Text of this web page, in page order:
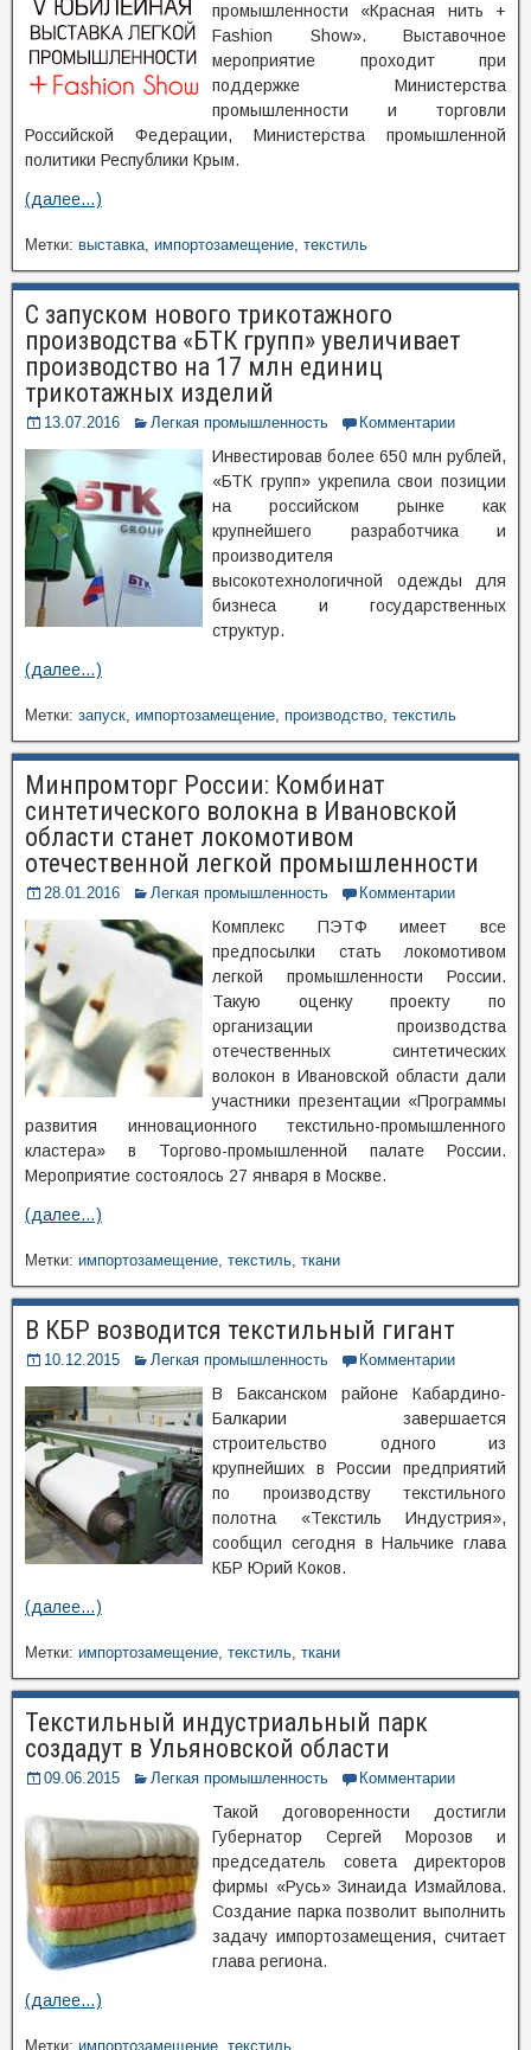
промышленности «Красная нить +
Fashion Show». Выставочное
мероприятие проходит при
поддержке Министерства
промышленности и торговли
Российской Федерации, Министерства промышленной
политики Республики Крым.
(далее…)
Метки: выставка, импортозамещение, текстиль
С запуском нового трикотажного
производства «БТК групп» увеличивает
производство на 17 млн единиц
трикотажных изделий
13.07.2016 Легкая промышленность Комментарии
Инвестировав более 650 млн рублей,
«БТК групп» укрепила свои позиции
на российском рынке как
крупнейшего разработчика и
производителя
высокотехнологичной одежды для
бизнеса и государственных
структур.
(далее…)
Метки: запуск, импортозамещение, производство, текстиль
Минпромторг России: Комбинат
синтетического волокна в Ивановской
области станет локомотивом
отечественной легкой промышленности
28.01.2016 Легкая промышленность Комментарии
Комплекс ПЭТФ имеет все
предпосылки стать локомотивом
легкой промышленности России.
Такую оценку проекту по
организации производства
отечественных синтетических
волокон в Ивановской области дали
участники презентации «Программы
развития инновационного текстильно-промышленного
кластера» в Торгово-промышленной палате России.
Мероприятие состоялось 27 января в Москве.
(далее…)
Метки: импортозамещение, текстиль, ткани
В КБР возводится текстильный гигант
10.12.2015 Легкая промышленность Комментарии
В Баксанском районе Кабардино-
Балкарии завершается
строительство одного из
крупнейших в России предприятий
по производству текстильного
полотна «Текстиль Индустрия»,
сообщил сегодня в Нальчике глава
КБР Юрий Коков.
(далее…)
Метки: импортозамещение, текстиль, ткани
Текстильный индустриальный парк
создадут в Ульяновской области
09.06.2015 Легкая промышленность Комментарии
Такой договоренности достигли
Губернатор Сергей Морозов и
председатель совета директоров
фирмы «Русь» Зинаида Измайлова.
Создание парка позволит выполнить
задачу импортозамещения, считает
глава региона.
(далее…)
Метки: импортозамещение текстиль